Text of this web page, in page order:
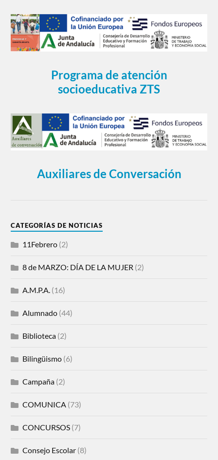
Programa de atención
socioeducativa ZTS
Auxiliares de Conversación
CATEGORÍAS DE NOTICIAS
11Febrero (2)
8 de MARZO: DÍA DE LA MUJER (2)
A.M.P.A. (16)
Alumnado (44)
Biblioteca (2)
Bilingüismo (6)
Campaña (2)
COMUNICA (73)
CONCURSOS (7)
Consejo Escolar (8)